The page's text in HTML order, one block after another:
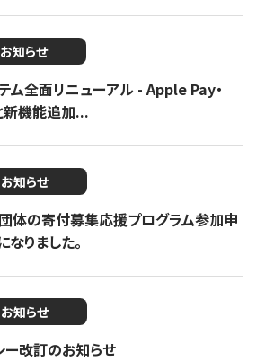
お知らせ
ム全面リニューアル - Apple Pay・
機能追加...
お知らせ
団体の寄付募集応援プログラム参加申
りました。
お知らせ
ー改訂のお知らせ